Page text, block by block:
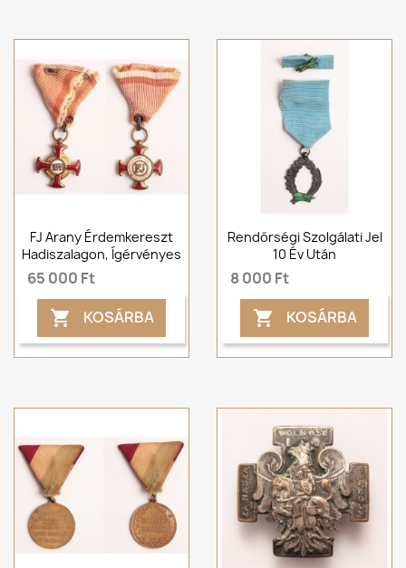
FJ Arany Érdemkereszt
Hadiszalagon, Ígérvényes
65 000 Ft
 KOSÁRBA
Rendőrségi Szolgálati Jel
10 Év Után
8 000 Ft
 KOSÁRBA